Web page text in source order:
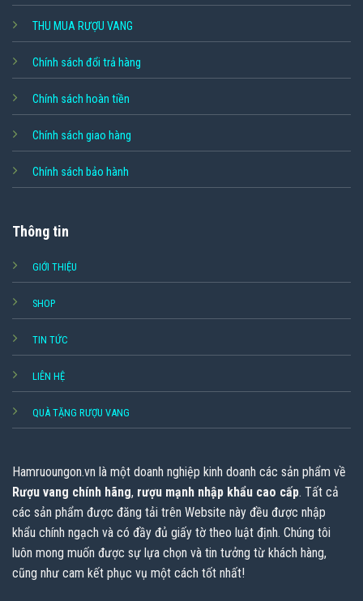
THU MUA RƯỢU VANG
Chính sách đổi trả hàng
Chính sách hoàn tiền
Chính sách giao hàng
Chính sách bảo hành
Thông tin
GIỚI THIỆU
SHOP
TIN TỨC
LIÊN HỆ
QUÀ TẶNG RƯỢU VANG
Hamruoungon.vn là một doanh nghiệp kinh doanh các sản phẩm về
Rượu vang chính hãng, rượu mạnh nhập khẩu cao cấp. Tất cả
các sản phẩm được đăng tải trên Website này đều được nhập
khẩu chính ngạch và có đầy đủ giấy tờ theo luật định. Chúng tôi
luôn mong muốn được sự lựa chọn và tin tưởng từ khách hàng,
cũng như cam kết phục vụ một cách tốt nhất!